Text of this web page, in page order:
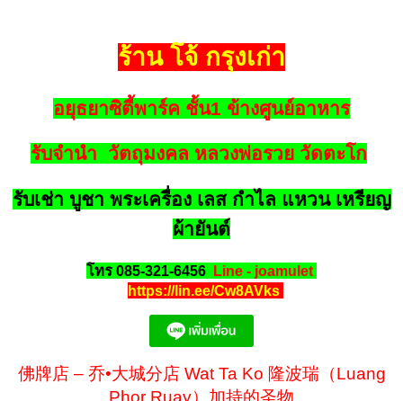
ร้าน โจ้ กรุงเก่า
อยุธยาซิตี้พาร์ค ชั้น1 ข้างศูนย์อาหาร
รับจำนำ วัตถุมงคล หลวงพ่อรวย วัดตะโก
รับเช่า บูชา พระเครื่อง เลส กำไล แหวน เหรียญ
ผ้ายันต์
โทร 085-321-6456 Line - joamulet
https://lin.ee/Cw8AVks
佛牌店 – 乔•大城分店 Wat Ta Ko 隆波瑞（Luang
Phor Ruay）加持的圣物